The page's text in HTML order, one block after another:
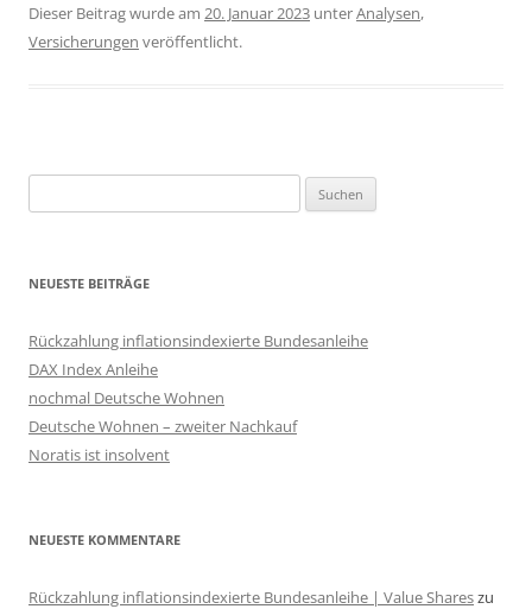
Dieser Beitrag wurde am 20. Januar 2023 unterAnalysen,
Versicherungen veröffentlicht.
nach:
NEUESTE BEITRÄGE
Rückzahlung inflationsindexierte Bundesanleihe
DAX Index Anleihe
nochmal Deutsche Wohnen
Deutsche Wohnen – zweiter Nachkauf
Noratis ist insolvent
NEUESTE KOMMENTARE
Rückzahlung inflationsindexierte Bundesanleihe | Value Shareszu